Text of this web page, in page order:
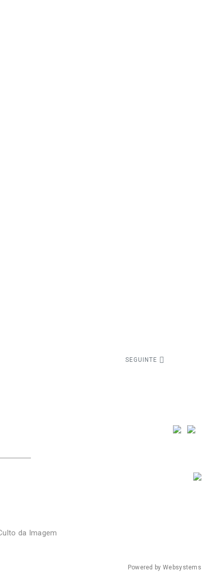
SEGUINTE
Powered by Websystems